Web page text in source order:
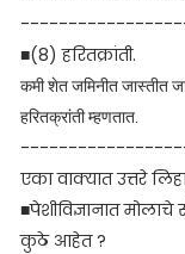
■(8) हरितक्रांती.
कमी शेत जमिनीत जास्तीत
हरितक्रांती म्हणतात.
एका वाक्यात उत्तरे
■पेशीविज्ञानात
कुठे आहेत ?